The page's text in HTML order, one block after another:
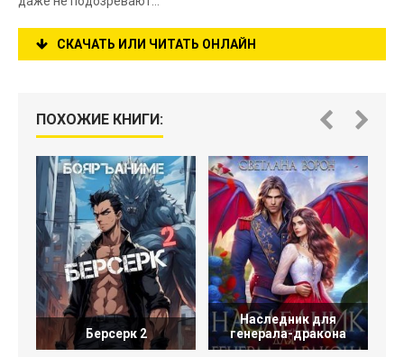
СКАЧАТЬ ИЛИ ЧИТАТЬ ОНЛАЙН
ПОХОЖИЕ КНИГИ:
Берсерк 2
Наследник для
генерала-дракона